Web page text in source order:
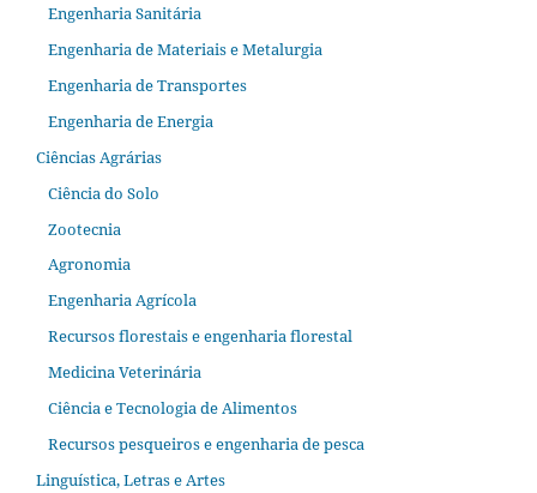
Engenharia Sanitária
Engenharia de Materiais e Metalurgia
Engenharia de Transportes
Engenharia de Energia
Ciências Agrárias
Ciência do Solo
Zootecnia
Agronomia
Engenharia Agrícola
Recursos florestais e engenharia florestal
Medicina Veterinária
Ciência e Tecnologia de Alimentos
Recursos pesqueiros e engenharia de pesca
Linguística, Letras e Artes